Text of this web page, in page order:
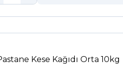
Kese Kağıdı Orta 10kg